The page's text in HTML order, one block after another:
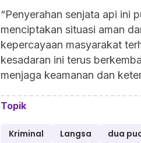
“Penyerahan senjata api ini
menciptakan situasi aman
kepercayaan masyarakat
kesadaran ini terus
menjaga keamanan dan
Topik
Kriminal Langsa dua